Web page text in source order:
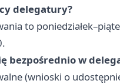
delegatury?
to
bezpośrednio w
(wnioski o